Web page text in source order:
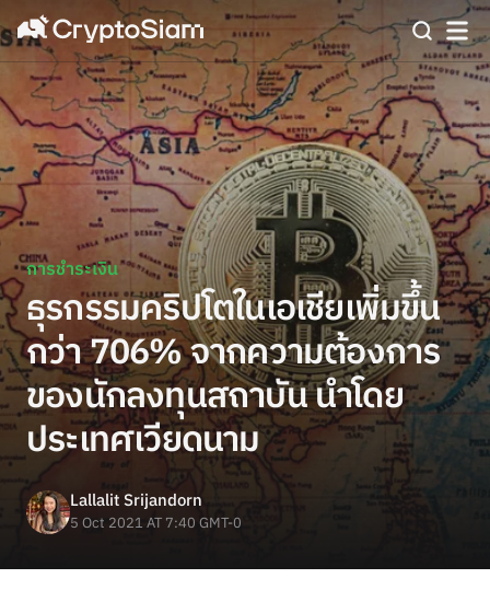
การชำระเงิน
ธุรกรรมคริปโตในเอเชียเพิ่มขึ้น
กว่า 706% จากความต้องการ
ของนักลงทุนสถาบัน นำโดย
ประเทศเวียดนาม
Lallalit Srijandorn
5 Oct 2021 AT 7:40 GMT-0